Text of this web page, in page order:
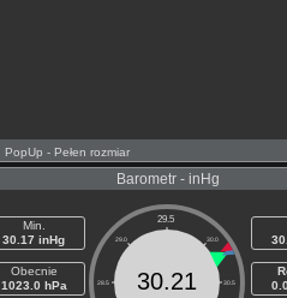
PopUp - Pełen rozmiar
Barometr - inHg
Min.
30.17 inHg
Obecnie
1023.0 hPa
29.5
29.0 30.0
28.5 30.5
30.21